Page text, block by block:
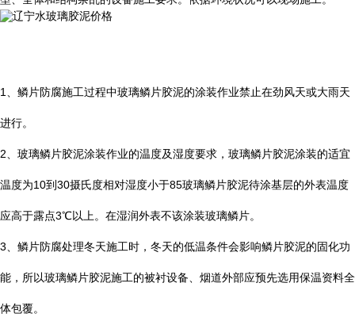
1 、鳞片防腐施工过程中玻璃鳞片胶泥的涂装作业禁止在劲风天或大雨天
进行。
2 、玻璃鳞片胶泥涂装作业的温度及湿度要求，玻璃鳞片胶泥涂装的适宜
温度为10到30摄氏度相对湿度小于85玻璃鳞片胶泥待涂基层的外表温度
应高于露点3℃以上。在湿润外表不该涂装玻璃鳞片。
3 、鳞片防腐处理冬天施工时，冬天的低温条件会影响鳞片胶泥的固化功
能，所以玻璃鳞片胶泥施工的被衬设备、烟道外部应预先选用保温资料全
体包覆。